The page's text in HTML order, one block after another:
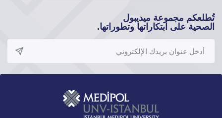
تُطلعكم مجموعة ميديبول
الصحية على ابتكاراتها وتطوراتها.